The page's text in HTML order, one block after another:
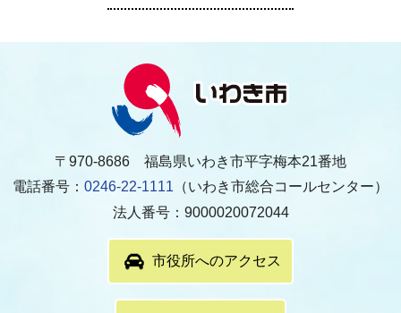
〒970-8686 福島県いわき市平字梅本21番地
電話番号： 0246-22-1111 （いわき市総合コールセンター）
法人番号：9000020072044
市役所へのアクセス